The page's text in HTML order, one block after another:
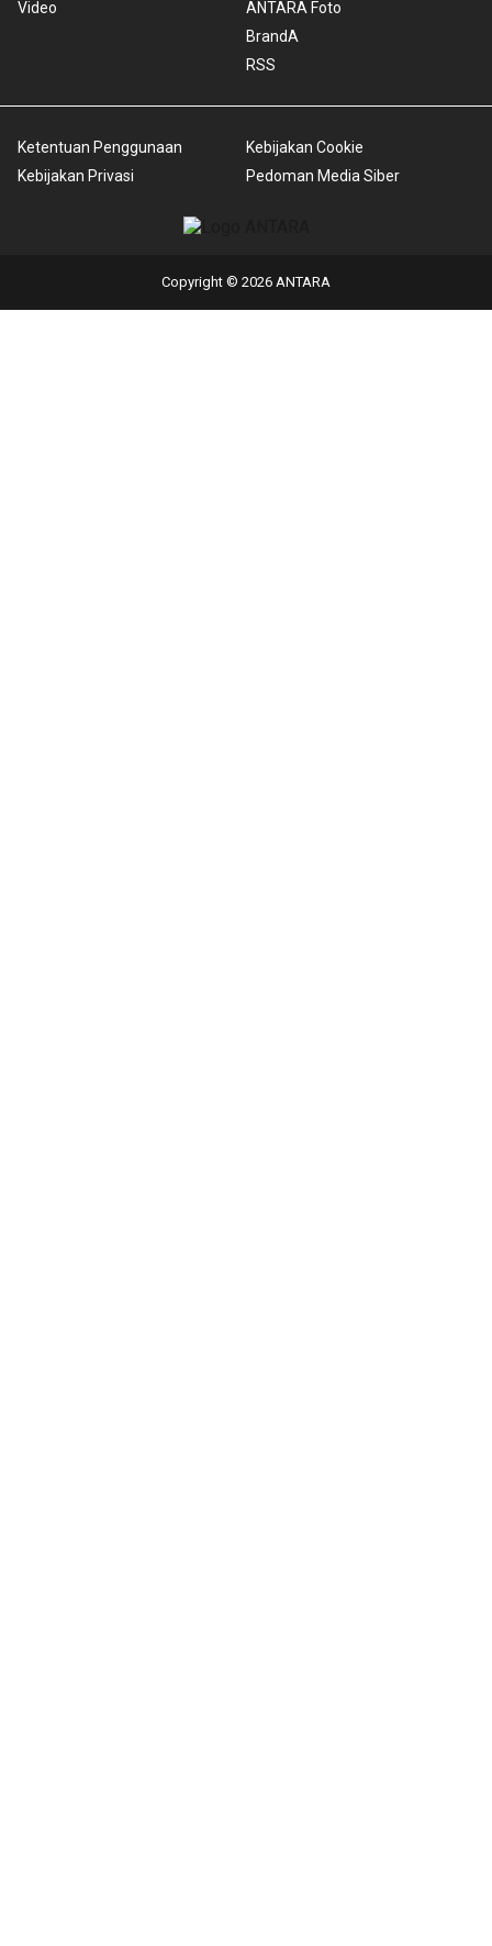
Video
ANTARA Foto
BrandA
RSS
Ketentuan Penggunaan
Kebijakan Privasi
Kebijakan Cookie
Pedoman Media Siber
Copyright © 2026 ANTARA